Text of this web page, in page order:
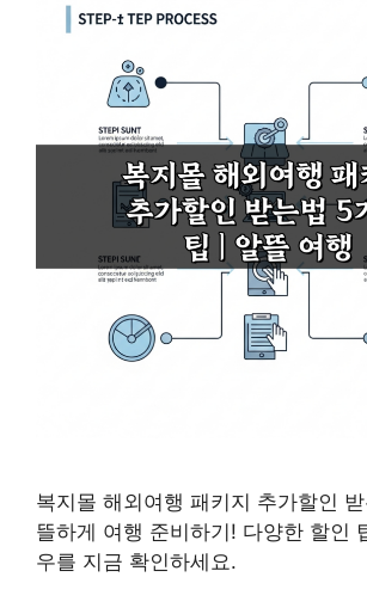
복지몰 해외여행 패키지 추가할인
뜰하게 여행 준비하기! 다양한 할인
우를 지금 확인하세요.